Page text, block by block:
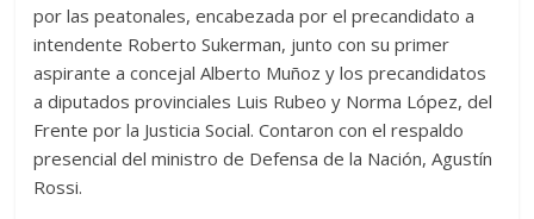
por las peatonales, encabezada por el precandidato a
intendente Roberto Sukerman, junto con su primer
aspirante a concejal Alberto Muñoz y los precandidatos
a diputados provinciales Luis Rubeo y Norma López, del
Frente por la Justicia Social. Contaron con el respaldo
presencial del ministro de Defensa de la Nación, Agustín
Rossi.